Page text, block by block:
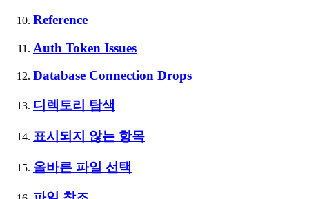
Reference
Auth Token Issues
Database Connection Drops
디렉토리 탐색
표시되지 않는 항목
올바른 파일 선택